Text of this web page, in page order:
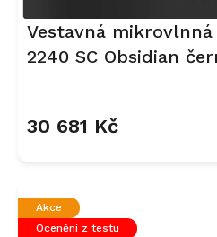
Vestavná
2240 SC Obsidian
30 681 Kč
Akce
Ocenění z testu